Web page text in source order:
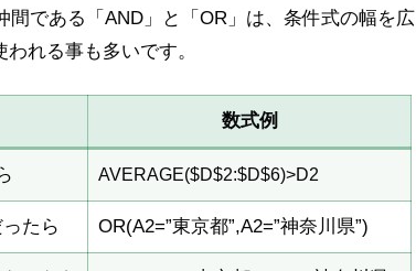
である「AND」と「OR」は、条件式の幅を広
れる事も多いです。
数式例
AVERAGE($D$2:$D$6)>D2
たら OR(A2=”東京都”,A2=”神奈川県”)